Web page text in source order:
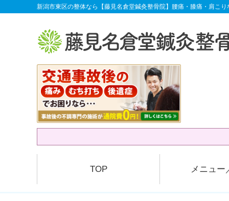
新潟市東区の整体なら【藤見名倉堂鍼灸整骨院】腰痛・膝痛・肩こ
TOP メニュー